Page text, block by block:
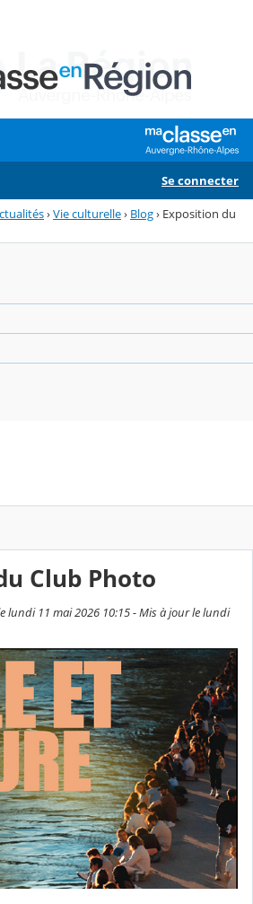
Se connecter
›Vie culturelle› Blog› Exposition du
Club Photo
lundi 11 mai 2026 10:15 - Mis à jour le lundi